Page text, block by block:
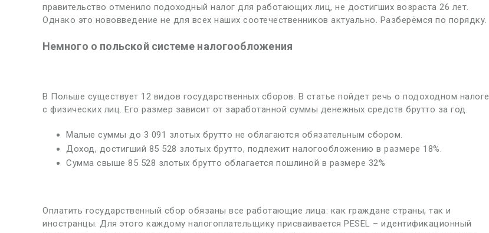
правительство отменило подоходный налог для работающих лиц, не достигших возраста 26 лет.
Однако это нововведение не для всех наших соотечественников актуально. Разберёмся по порядку.
Немного о польской системе налогообложения
В Польше существует 12 видов государственных сборов. В статье пойдет речь о подоходном налоге
с физических лиц. Его размер зависит от заработанной суммы денежных средств брутто за год.
Малые суммы до 3 091 злотых брутто не облагаются обязательным сбором.
Доход, достигший 85 528 злотых брутто, подлежит налогообложению в размере 18%.
Сумма свыше 85 528 злотых брутто облагается пошлиной в размере 32%
Оплатить государственный сбор обязаны все работающие лица: как граждане страны, так и
иностранцы. Для этого каждому налогоплательщику присваивается PESEL – идентификационный